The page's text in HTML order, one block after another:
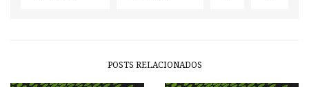
POSTS RELACIONADOS